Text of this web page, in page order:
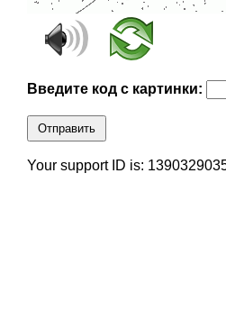
Введите код с картинки:
Отправить
Your support ID is: